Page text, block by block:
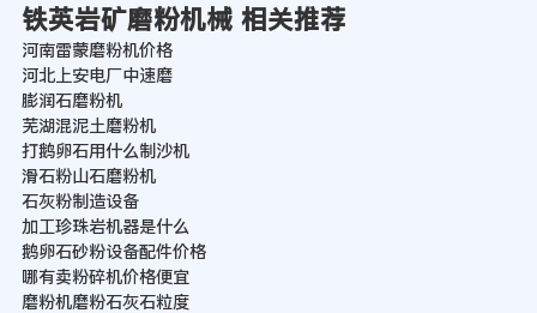
铁英岩矿磨粉机械 相关推荐
河南雷蒙磨粉机价格
河北上安电厂中速磨
膨润石磨粉机
芜湖混泥土磨粉机
打鹅卵石用什么制沙机
滑石粉山石磨粉机
石灰粉制造设备
加工珍珠岩机器是什么
鹅卵石砂粉设备配件价格
哪有卖粉碎机价格便宜
磨粉机磨粉石灰石粒度